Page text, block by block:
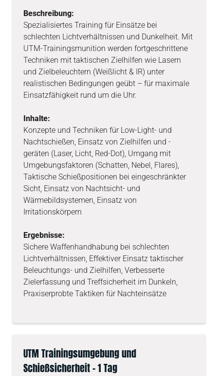
Beschreibung:
Spezialisiertes Training für Einsätze bei
schlechten Lichtverhältnissen und Dunkelheit. Mit
UTM-Trainingsmunition werden fortgeschrittene
Techniken mit taktischen Zielhilfen wie Lasern
und Zielbeleuchtern (Weißlicht & IR) unter
realistischen Bedingungen geübt – für maximale
Einsatzfähigkeit rund um die Uhr.
Inhalte:
Konzepte und Techniken für Low-Light- und
Nachtschießen, Einsatz von Zielhilfen und -
geräten (Laser, Licht, Red-Dot), Umgang mit
Umgebungsfaktoren (Schatten, Nebel, Flares),
Taktische Schießpositionen bei eingeschränkter
Sicht, Einsatz von Nachtsicht- und
Wärmebildsystemen, Einsatz von
Irritationskörpern
Ergebnisse:
Sichere Waffenhandhabung bei schlechten
Lichtverhältnissen, Effektiver Einsatz taktischer
Beleuchtungs- und Zielhilfen, Verbesserte
Zielerfassung und Treffsicherheit im Dunkeln,
Praxiserprobte Taktiken für Nachteinsätze
UTM Trainingsumgebung und
Schießsicherheit – 1 Tag